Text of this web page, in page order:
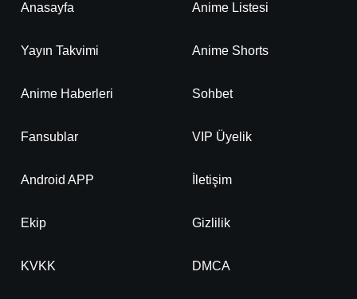
Anasayfa Anime Listesi
Yayın Takvimi Anime Shorts
Anime Haberleri Sohbet
Fansublar VIP Üyelik
Android APP İletişim
Ekip Gizlilik
KVKK DMCA